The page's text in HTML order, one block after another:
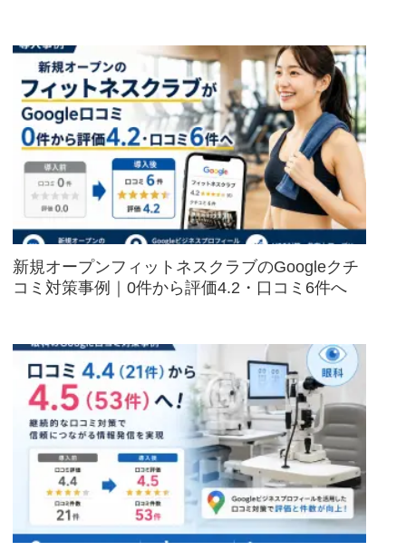
新規オープンフィットネスクラブのGoogleクチ
コミ対策事例｜0件から評価4.2・口コミ6件へ